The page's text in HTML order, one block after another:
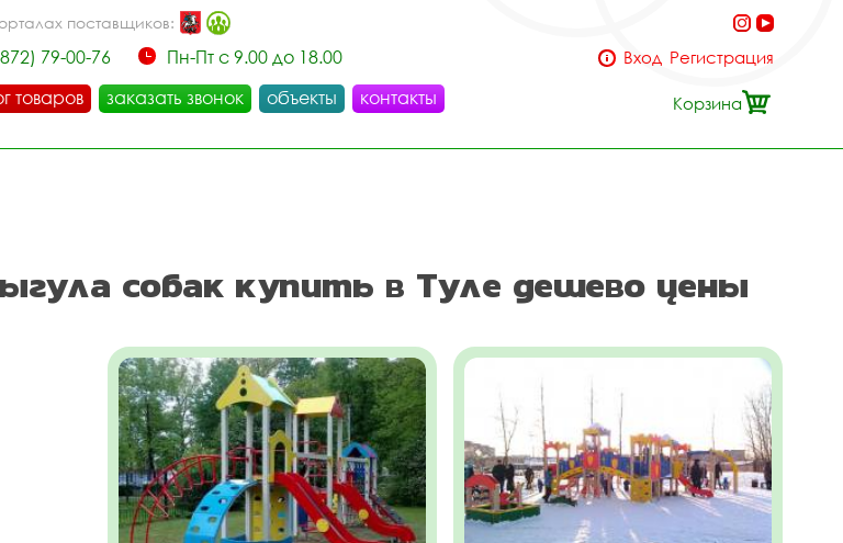
поставщиков:
79-00-76
Пн-Пт с 9.00 до 18.00
товаров
заказать звонок объекты контакты
Вход Регистрация
Корзина
собак купить в Туле дешево цены